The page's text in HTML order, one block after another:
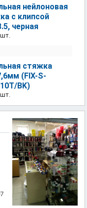
нейлоновая
с клипсой
черная
шт.
стяжка
(FIX-S-
BK)
шт.